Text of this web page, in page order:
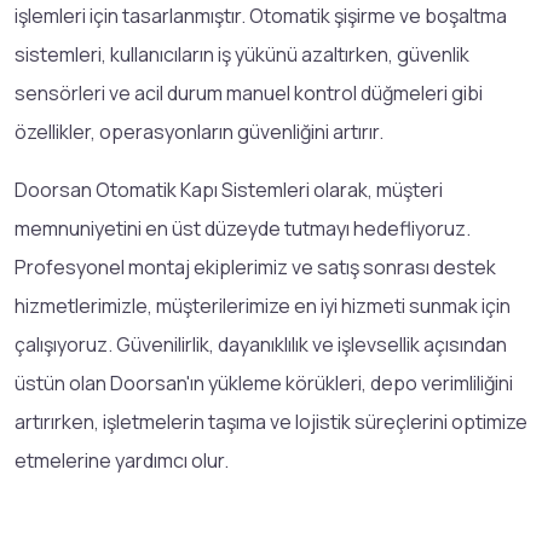
işlemleri için tasarlanmıştır. Otomatik şişirme ve boşaltma
sistemleri, kullanıcıların iş yükünü azaltırken, güvenlik
sensörleri ve acil durum manuel kontrol düğmeleri gibi
özellikler, operasyonların güvenliğini artırır.
Doorsan Otomatik Kapı Sistemleri olarak, müşteri
memnuniyetini en üst düzeyde tutmayı hedefliyoruz.
Profesyonel montaj ekiplerimiz ve satış sonrası destek
hizmetlerimizle, müşterilerimize en iyi hizmeti sunmak için
çalışıyoruz. Güvenilirlik, dayanıklılık ve işlevsellik açısından
üstün olan Doorsan'ın yükleme körükleri, depo verimliliğini
artırırken, işletmelerin taşıma ve lojistik süreçlerini optimize
etmelerine yardımcı olur.